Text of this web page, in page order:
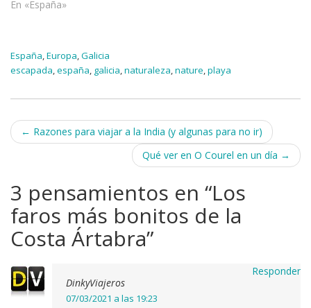
En «España»
España,Europa,Galicia
escapada,españa, galicia,naturaleza,nature,playa
Navegación
entradas
← Razones para viajar a la India (y algunas para no ir)
Qué ver en O Courel en un día →
3 pensamientos en “Los
faros más bonitos de la
Costa Ártabra”
DinkyViajeros
07/03/2021 a las 19:23
Responder